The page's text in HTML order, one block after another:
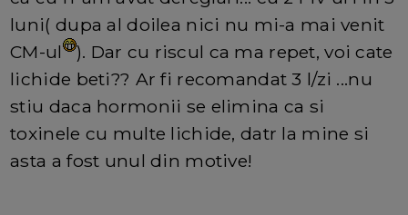
luni( dupa al doilea nici nu mi-a mai venit
CM-ul
). Dar cu riscul ca ma repet, voi cate
lichide beti?? Ar fi recomandat 3 l/zi ...nu
stiu daca hormonii se elimina ca si
toxinele cu multe lichide, datr la mine si
asta a fost unul din motive!